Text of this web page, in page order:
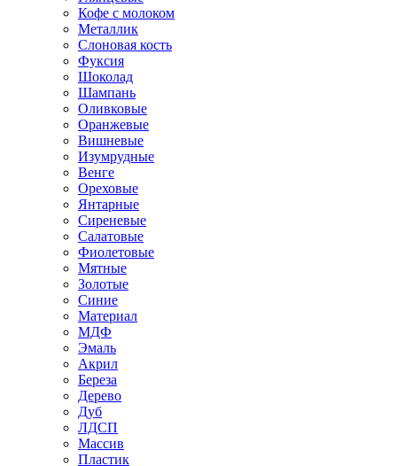
Кофе с молоком
Металлик
Слоновая кость
Фуксия
Шоколад
Шампань
Оливковые
Оранжевые
Вишневые
Изумрудные
Венге
Ореховые
Янтарные
Сиреневые
Салатовые
Фиолетовые
Мятные
Золотые
Синие
Материал
МДФ
Эмаль
Акрил
Береза
Дерево
Дуб
ЛДСП
Массив
Пластик